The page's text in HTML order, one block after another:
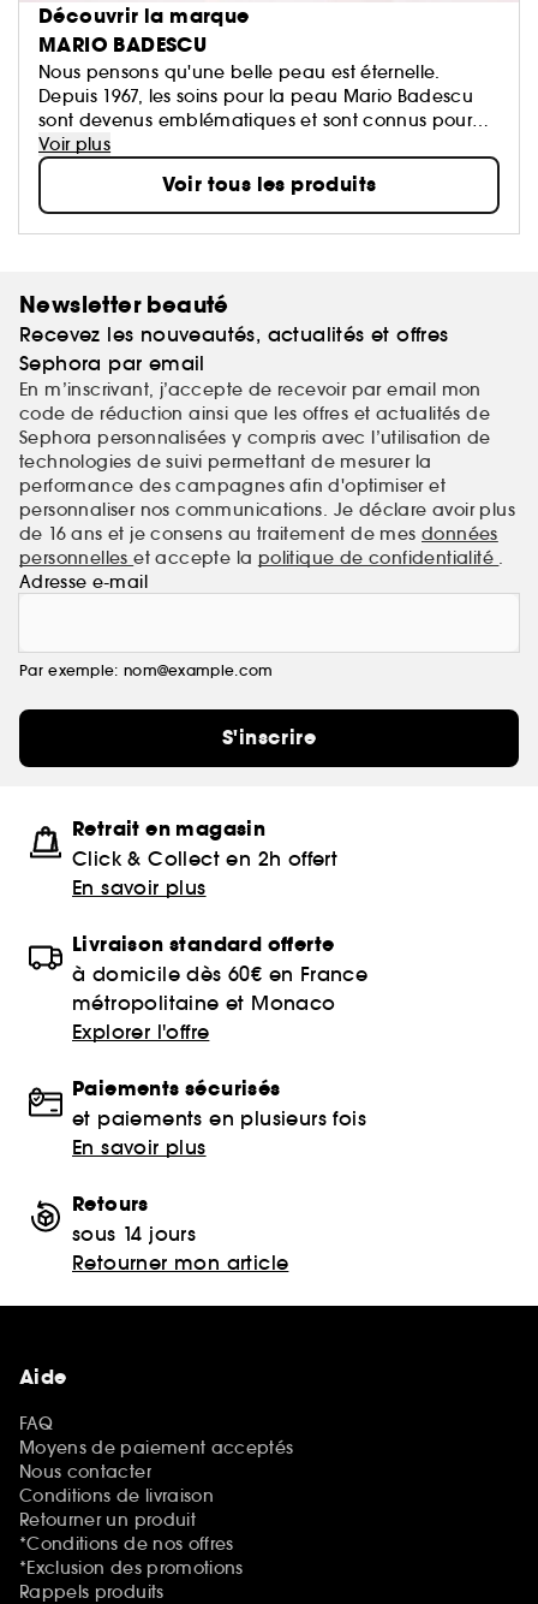
Découvrir la marque
MARIO BADESCU
Nous pensons qu'une belle peau est éternelle.
Depuis 1967, les soins pour la peau Mario Badescu
sont devenus emblématiques et sont connus pour
leurs soins personnalisés, aussi uniques que vous
l'êtes. Nous combinons la chimie cosmétique et
l'expertise esthétique pour créer des routines qui
tiennent leurs promesses. Notre philosophie est
simple : des soins pour la peau efficaces pour tous -
Voir plus
Voir tous les produits
Newsletter beauté
Recevez les nouveautés, actualités et offres
Sephora par email
En m’inscrivant, j’accepte de recevoir par email mon
code de réduction ainsi que les offres et actualités de
Sephora personnalisées y compris avec l’utilisation de
technologies de suivi permettant de mesurer la
performance des campagnes afin d'optimiser et
personnaliser nos communications. Je déclare avoir plus
de 16 ans et je consens au traitement de mes données
personnelleset accepte la politique de confidentialité .
Adresse e-mail
Par exemple: nom@example.com
S'inscrire
Retrait en magasin
Click & Collect en 2h offert
En savoir plus
Livraison standard offerte
à domicile dès 60€ en France
métropolitaine et Monaco
Explorer l'offre
Paiements sécurisés
et paiements en plusieurs fois
En savoir plus
Retours
sous 14 jours
Retourner mon article
Aide
FAQ
Moyens de paiement acceptés
Nous contacter
Conditions de livraison
Retourner un produit
*Conditions de nos offres
*Exclusion des promotions
Rappels produits